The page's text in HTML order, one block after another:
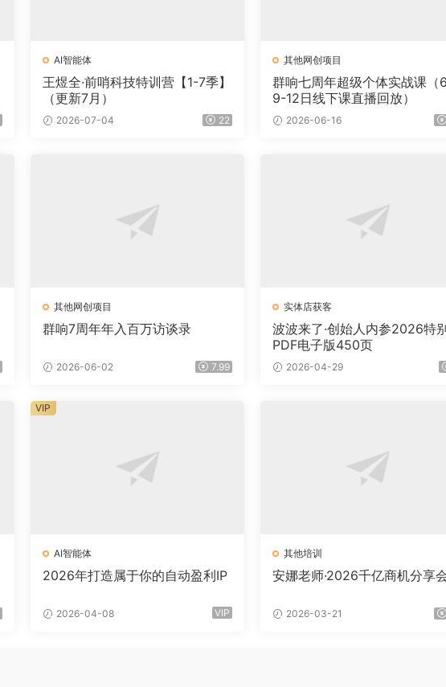
AI智能体
王煜全·前哨科技特训营【1-7季】
（更新7月）
2026-07-04 22
其他网创项目
群响七周年超级个体实战课（
9-12日线下课直播回放）
2026-06-16
其他网创项目
群响7周年年入百万访谈录
2026-06-02 7.99
实体店获客
波波来了·创始人内参2026特
PDF电子版450页
2026-04-29
AI智能体
2026年打造属于你的自动盈利IP
2026-04-08 VIP
VIP
其他培训
安娜老师·2026千亿商机分享
2026-03-21